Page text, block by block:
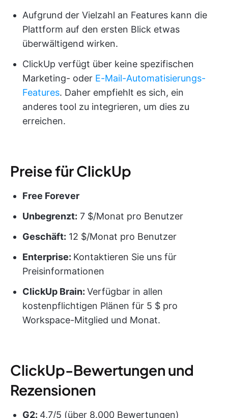
Aufgrund der Vielzahl an Features kann die
Plattform auf den ersten Blick etwas
überwältigend wirken.
ClickUp verfügt über keine spezifischen
Marketing- oder E-Mail-Automatisierungs-
Features. Daher empfiehlt es sich, ein
anderes tool zu integrieren, um dies zu
erreichen.
Preise für ClickUp
Free Forever
Unbegrenzt: 7 $/Monat pro Benutzer
Geschäft: 12 $/Monat pro Benutzer
Enterprise: Kontaktieren Sie uns für
Preisinformationen
ClickUp Brain: Verfügbar in allen
kostenpflichtigen Plänen für 5 $ pro
Workspace-Mitglied und Monat.
ClickUp-Bewertungen und
Rezensionen
G2: 4,7/5 (über 8.000 Bewertungen)